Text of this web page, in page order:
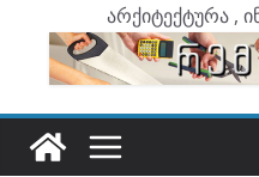
არქიტექტურა ,